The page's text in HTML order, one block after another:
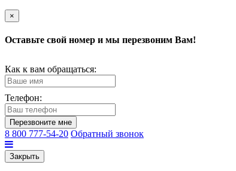
×
Оставьте свой номер и мы перезвоним Вам!
Как к вам обращаться:
Телефон:
Перезвоните мне
8 800 777-54-20 Обратный звонок
Закрыть